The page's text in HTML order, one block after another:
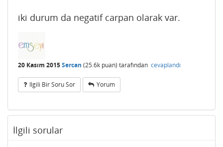
iki durum da negatif carpan olarak var.
20 Kasım 2015Sercan (25.6k puan) tarafından cevaplandı
Ilgili Bir Soru Sor Yorum
İlgili sorular